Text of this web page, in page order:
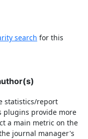
search for this
statistics/report
plugins provide more
a main metric on the
journal manager's